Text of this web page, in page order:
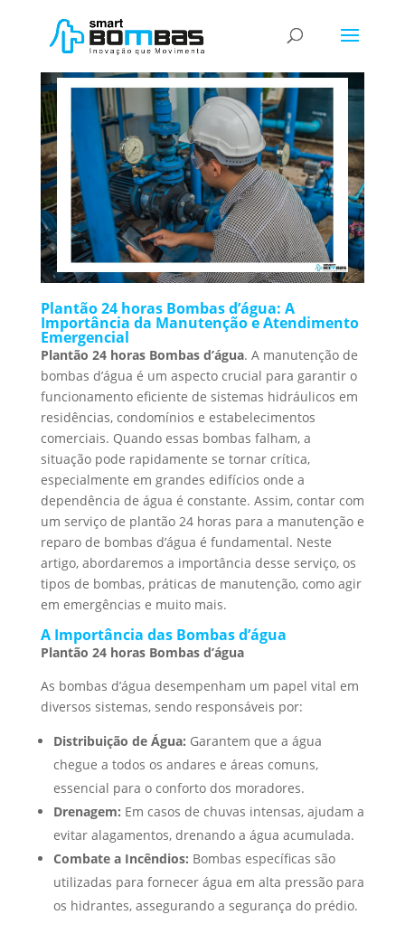
Plantão 24 horas Bombas d’água
Plantão 24 horas Bombas d’água: A
Importância da Manutenção e Atendimento
Emergencial
Plantão 24 horas Bombas d’água. A manutenção de
bombas d’água é um aspecto crucial para garantir o
funcionamento eficiente de sistemas hidráulicos em
residências, condomínios e estabelecimentos
comerciais. Quando essas bombas falham, a
situação pode rapidamente se tornar crítica,
especialmente em grandes edifícios onde a
dependência de água é constante. Assim, contar com
um serviço de plantão 24 horas para a manutenção e
reparo de bombas d’água é fundamental. Neste
artigo, abordaremos a importância desse serviço, os
tipos de bombas, práticas de manutenção, como agir
em emergências e muito mais.
A Importância das Bombas d’água
Plantão 24 horas Bombas d’água
As bombas d’água desempenham um papel vital em
diversos sistemas, sendo responsáveis por:
Distribuição de Água: Garantem que a água
chegue a todos os andares e áreas comuns,
essencial para o conforto dos moradores.
Drenagem: Em casos de chuvas intensas, ajudam a
evitar alagamentos, drenando a água acumulada.
Combate a Incêndios: Bombas específicas são
utilizadas para fornecer água em alta pressão para
os hidrantes, assegurando a segurança do prédio.